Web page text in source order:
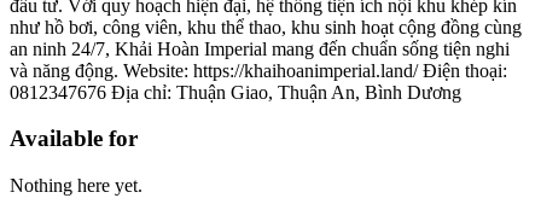
đầu tư. Với quy hoạch hiện đại, hệ thống tiện ích nội khu khép kín
như hồ bơi, công viên, khu thể thao, khu sinh hoạt cộng đồng cùng
an ninh 24/7, Khải Hoàn Imperial mang đến chuẩn sống tiện nghi
và năng động. Website: https://khaihoanimperial.land/ Điện thoại:
0812347676 Địa chỉ: Thuận Giao, Thuận An, Bình Dương
Available for
Nothing here yet.